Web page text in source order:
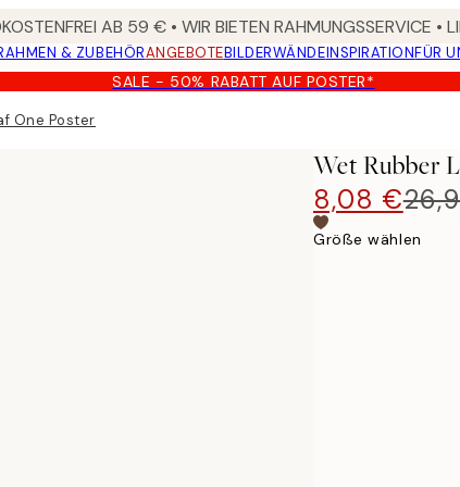
AB 59 € • WIR BIETEN RAHMUNGSSERVICE •
& ZUBEHÖRANGEBOTEBILDERWÄNDEINSPIRATIONFÜR
SALE - 50% RABATT AUF POSTER*
One Poster
Wet Rubber
8,08 €
Größe wählen